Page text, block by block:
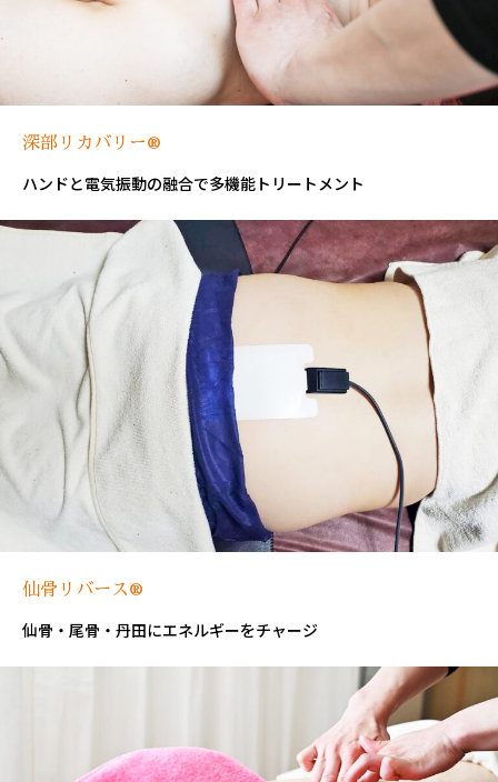
深部リカバリー®
ハンドと電気振動の融合で多機能トリートメント
仙骨リバース®
仙骨・尾骨・丹田にエネルギーをチャージ